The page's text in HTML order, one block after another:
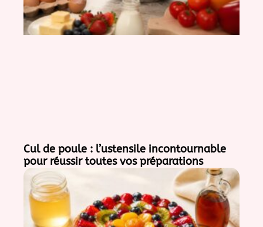
Cul de poule : l’ustensile incontournable
pour réussir toutes vos préparations